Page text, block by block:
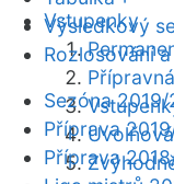
Vstupenky
Výsledkový
Rozlosování
Sezóna
Příprava
Příprava